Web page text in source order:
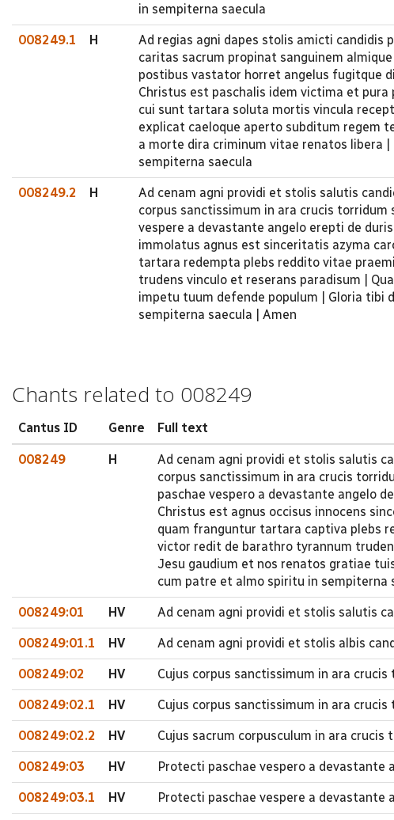
in sempiterna saecula
008249.1 H
Ad regias agni dapes stolis amicti candidis
caritas sacrum propinat sanguinem
postibus vastator horret angelus fugitque
Christus est paschalis idem victima et
cui sunt tartara soluta mortis vincula
explicat caeloque aperto subditum regem
a morte dira criminum vitae renatos libera
sempiterna saecula
008249.2 H
Ad cenam agni providi et stolis salutis
corpus sanctissimum in ara crucis
vespere a devastante angelo erepti de
immolatus agnus est sinceritatis azyma
tartara redempta plebs reddito vitae
trudens vinculo et reserans paradisum |
impetu tuum defende populum | Gloria tibi
sempiterna saecula | Amen
Chants related to 008249
Cantus ID Genre Full text
008249 H
Ad cenam agni providi et stolis salutis
corpus sanctissimum in ara crucis
paschae vespero a devastante angelo
Christus est agnus occisus innocens
quam franguntur tartara captiva plebs
victor redit de barathro tyrannum
Jesu gaudium et nos renatos gratiae
cum patre et almo spiritu in sempiterna
008249:01 HV Ad cenam agni providi et stolis salutis
008249:01.1 HV Ad cenam agni providi et stolis albis
008249:02 HV Cujus corpus sanctissimum in ara
008249:02.1 HV Cujus corpus sanctissimum in ara
008249:02.2 HV Cujus sacrum corpusculum in ara
008249:03 HV Protecti paschae vespero a devastante
008249:03.1 HV Protecti paschae vespere a devastante